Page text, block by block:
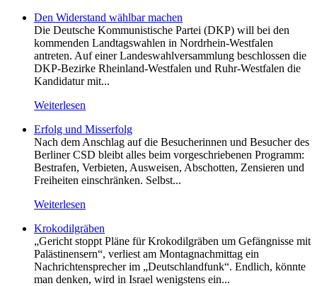
Den Widerstand wählbar machen
Die Deutsche Kommunistische Partei (DKP) will bei den
kommenden Landtagswahlen in Nordrhein-Westfalen
antreten. Auf einer Landeswahlversammlung beschlossen die
DKP-Bezirke Rheinland-Westfalen und Ruhr-Westfalen die
Kandidatur mit...
Weiterlesen
Erfolg und Misserfolg
Nach dem Anschlag auf die Besucherinnen und Besucher des
Berliner CSD bleibt alles beim vorgeschriebenen Programm:
Bestrafen, Verbieten, Ausweisen, Abschotten, Zensieren und
Freiheiten einschränken. Selbst...
Weiterlesen
Krokodilgräben
„Gericht stoppt Pläne für Krokodilgräben um Gefängnisse mit
Palästinensern“, verliest am Montagnachmittag ein
Nachrichtensprecher im „Deutschlandfunk“. Endlich, könnte
man denken, wird in Israel wenigstens ein...